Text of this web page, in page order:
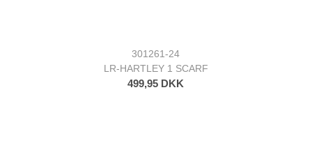
301261-24
LR-HARTLEY 1 SCARF
499,95 DKK